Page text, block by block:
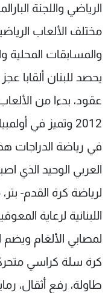
مختلف الألعاب
والمسابقات المحلية
يحصد للبنان ألقابا
عقود، بدءا من
2012 وتميز في
‏في رياضة الدراجات
العربي الوحيد الذي
لرياضة كرة القدم-
اللبنانية لرعاية
لمصابي الألغام ‏ويضم
كرة سلة كراسي
طاولة، رفع أثقال،